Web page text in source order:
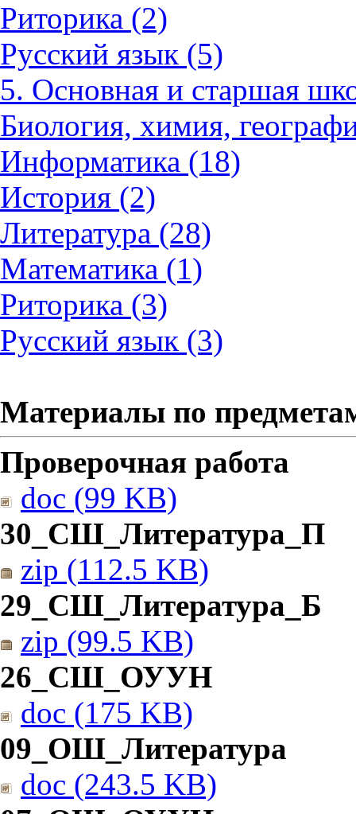
Риторика (2)
Русский язык (5)
5. Основная и старшая
Биология, химия,
Информатика (18)
История (2)
Литература (28)
Математика (1)
Риторика (3)
Русский язык (3)
Материалы по
Проверочная работа
doc (99 KB)
30_СШ_Литература_П
zip (112.5 KB)
29_СШ_Литература_Б
zip (99.5 KB)
26_СШ_ОУУН
doc (175 KB)
09_ОШ_Литература
doc (243.5 KB)